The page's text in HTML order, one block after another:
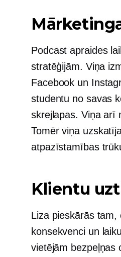
Podcast apraides
stratēģijām. Viņa
Facebook un
studentu no savas
skrejlapas. Viņa arī
Tomēr viņa
atpazīstamības
Klientu
Liza pieskārās
konsekvenci un
vietējām bezpeļņas